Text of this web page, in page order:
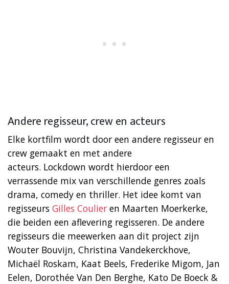
Andere regisseur, crew en acteurs
Elke kortfilm wordt door een andere regisseur en
crew gemaakt en met andere
acteurs. Lockdown wordt hierdoor een
verrassende mix van verschillende genres zoals
drama, comedy en thriller. Het idee komt van
regisseurs Gilles Coulier en Maarten Moerkerke,
die beiden een aflevering regisseren. De andere
regisseurs die meewerken aan dit project zijn
Wouter Bouvijn, Christina Vandekerckhove,
Michaël Roskam, Kaat Beels, Frederike Migom, Jan
Eelen, Dorothée Van Den Berghe, Kato De Boeck &